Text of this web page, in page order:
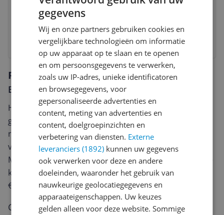
Gratis verzending
Check de website voor de levertijd | Gratis bezorgd >
Bekijk product
Reviews
Er zijn nog geen reviews geschreven
Heb jij dit product in bezit en wil je graag je mening
geven? Start dan hieronder met het schrijven van je
review. Afhankelijk van de details duurt het schrijven
van een review gemiddeld tussen de 3 en 10 minuten.
Met jouw mening help je andere bezoekers een betere
keuze te maken én maak je iedere maand kans op
€250,-!
Klik hier voor de actievoorwaarden.
Cijfer
gegevens
Wij en onze partners gebruiken cookies en
vergelijkbare technologieën om informatie
op uw apparaat op te slaan en te openen
en om persoonsgegevens te verwerken,
zoals uw IP-adres, unieke identificatoren
en browsegegevens, voor
gepersonaliseerde advertenties en
content, meting van advertenties en
content, doelgroepinzichten en
verbetering van diensten. Externe
leveranciers (1892) kunnen uw gegevens
ook verwerken voor deze en andere
doeleinden, waaronder het gebruik van
nauwkeurige geolocatiegegevens en
apparaateigenschappen. Uw keuzes
gelden alleen voor deze website. Sommige